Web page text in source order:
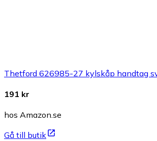
Thetford 626985-27 kylskåp handtag
191 kr
hos Amazon.se
Gå till butik